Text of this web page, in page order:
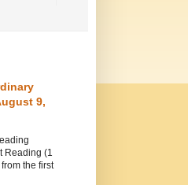
9,
Reading (1
the first